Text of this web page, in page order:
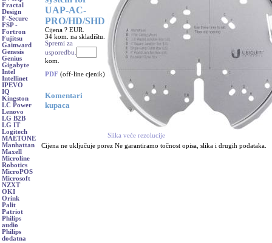
Fractal
Design
F-Secure
FSP -
Fortron
Fujitsu
Gainward
Genesis
Genius
Gigabyte
Intel
Intellinet
IPEVO
IQ
Kingston
LC Power
Lenovo
LG B2B
LG IT
Logitech
MAETONE
Manhattan
Maxell
Microline
Robotics
MicroPOS
Microsoft
NZXT
OKI
Orink
Palit
Patriot
Philips
audio
Philips
dodatna
UAP-AC-
PRO/HD/SHD
Cijena ? EUR.
34 kom. na skladištu.
Spremi za
usporedbu.
kom.
PDF (off-line cjenik)
Komentari
kupaca
Slika veće rezolucije
Cijena ne uključuje porez Ne garantiramo točnost opisa, slika i drugih podataka.